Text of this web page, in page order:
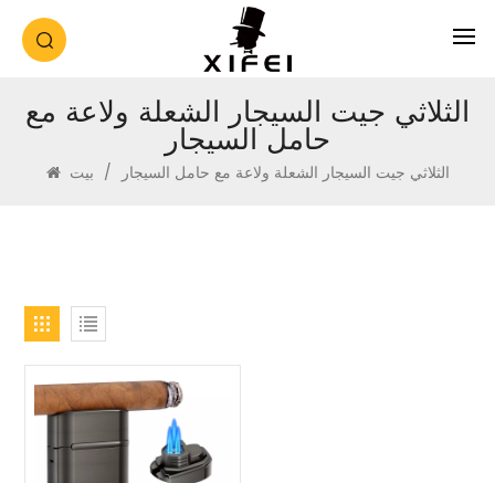
الثلاثي جيت السيجار الشعلة ولاعة مع
حامل السيجار
/ الثلاثي جيت السيجار الشعلة ولاعة مع حامل السيجار